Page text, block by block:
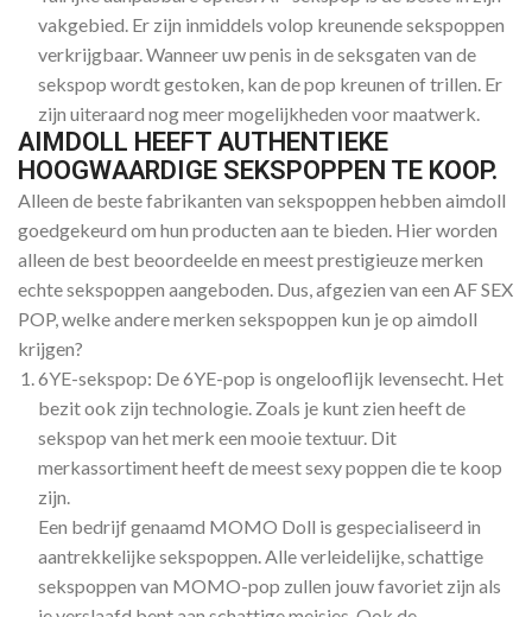
vakgebied. Er zijn inmiddels volop kreunende sekspoppen
verkrijgbaar. Wanneer uw penis in de seksgaten van de
sekspop wordt gestoken, kan de pop kreunen of trillen. Er
zijn uiteraard nog meer mogelijkheden voor maatwerk.
AIMDOLL HEEFT AUTHENTIEKE
HOOGWAARDIGE SEKSPOPPEN TE KOOP.
Alleen de beste fabrikanten van sekspoppen hebben aimdoll
goedgekeurd om hun producten aan te bieden. Hier worden
alleen de best beoordeelde en meest prestigieuze merken
echte sekspoppen aangeboden. Dus, afgezien van een AF SEX
POP, welke andere merken sekspoppen kun je op aimdoll
krijgen?
6YE-sekspop: De 6YE-pop is ongelooflijk levensecht. Het
bezit ook zijn technologie. Zoals je kunt zien heeft de
sekspop van het merk een mooie textuur. Dit
merkassortiment heeft de meest sexy poppen die te koop
zijn.
Een bedrijf genaamd MOMO Doll is gespecialiseerd in
aantrekkelijke sekspoppen. Alle verleidelijke, schattige
sekspoppen van MOMO-pop zullen jouw favoriet zijn als